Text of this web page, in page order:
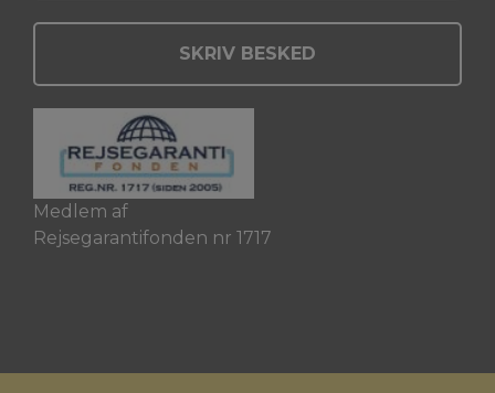
SKRIV BESKED
Medlem af
Rejsegarantifonden nr 1717